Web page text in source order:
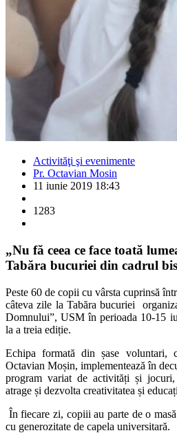
Activităţi şi evenimente
Pr. Octavian Mosin
11 iunie 2019 18:43
1283
„Nu fă ceea ce face toată
Tabăra bucuriei din cadrul
Peste 60 de copii cu vârsta cuprinsă
câteva zile la Tabăra bucuriei
Domnului”, USM în perioada 10-15
la a treia ediție.
Echipa formată din șase voluntari,
Octavian Moșin, implementează în
program variat de activități și
atrage și dezvolta creativitatea și
În fiecare zi, copiii au parte de o
cu generozitate de capela universitară.